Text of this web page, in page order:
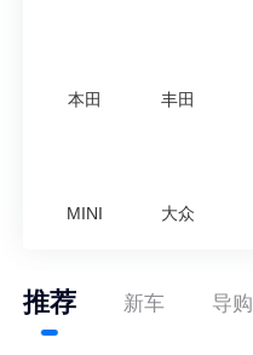
本田 丰田
MINI 大众
推荐 新车 导购